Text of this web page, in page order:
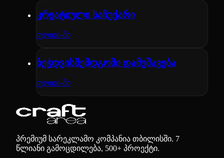
კრეატიული საჩუქარი
ფოთი-ში
ბეჭდვისშემდგომი დამუშავება
ფოთი-ში
პრემიუმ სარეკლამო კომპანია თბილისში. 7
წლიანი გამოცდილება, 500+ პროექტი.